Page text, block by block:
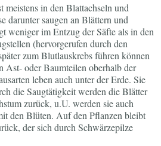
in den Blattachseln und
darunter saugen an Blättern und
weniger im Entzug der Säfte als in den
(hervorgerufen durch den
zum Blutlauskrebs führen können
Ast- oder Baumteilen oberhalb der
leben auch unter der Erde. Sie
die Saugtätigkeit werden die Blätter
zurück, u.U. werden sie auch
den Blüten. Auf den Pflanzen bleibt
der sich durch Schwärzepilze